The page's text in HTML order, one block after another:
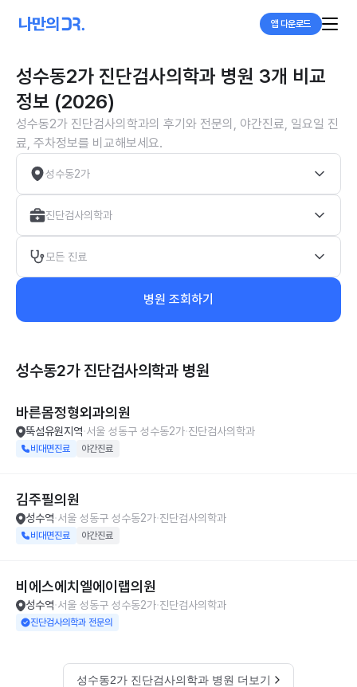
앱 다운로드
성수동2가 진단검사의학과 병원 3개 비교
정보 (2026)
성수동2가 진단검사의학과의 후기와 전문의, 야간진료, 일요일 진
료, 주차정보를 비교해보세요.
성수동2가
진단검사의학과
모든 진료
병원 조회하기
성수동2가 진단검사의학과 병원
바른몸정형외과의원
뚝섬유원지역 서울 성동구 성수동2가 진단검사의학과
비대면진료 야간진료
김주필의원
성수역 서울 성동구 성수동2가 진단검사의학과
비대면진료 야간진료
비에스에치엘에이랩의원
성수역 서울 성동구 성수동2가 진단검사의학과
진단검사의학과 전문의
성수동2가 진단검사의학과 병원 더보기